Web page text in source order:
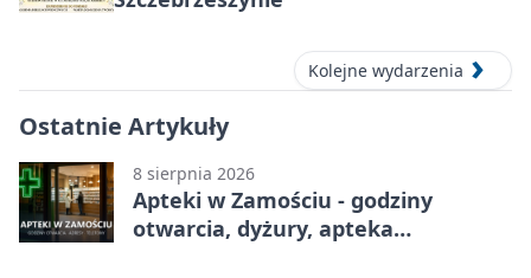
Kolejne wydarzenia
Ostatnie Artykuły
8 sierpnia 2026
Apteki w Zamościu - godziny
otwarcia, dyżury, apteka